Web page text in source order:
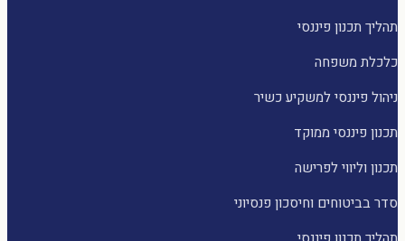
תהליך תכנון פיננסי
כלכלת משפחה
ניהול פיננסי למשקיע כשיר
תכנון פיננסי ממוקד
תכנון וליווי לפרישה
סדר בביטוחים וחיסכון פנסיוני